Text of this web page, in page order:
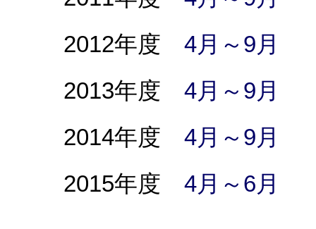
2012年度 4月～9月
2013年度 4月～9月
2014年度 4月～9月
2015年度 4月～6月